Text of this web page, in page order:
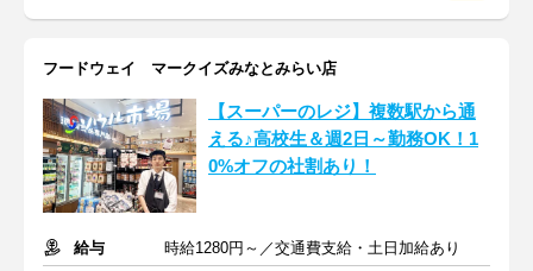
フードウェイ マークイズみなとみらい店
【スーパーのレジ】複数駅から通
える♪高校生＆週2日～勤務OK！1
0%オフの社割あり！
給与 時給1280円～／交通費支給・土日加給あり